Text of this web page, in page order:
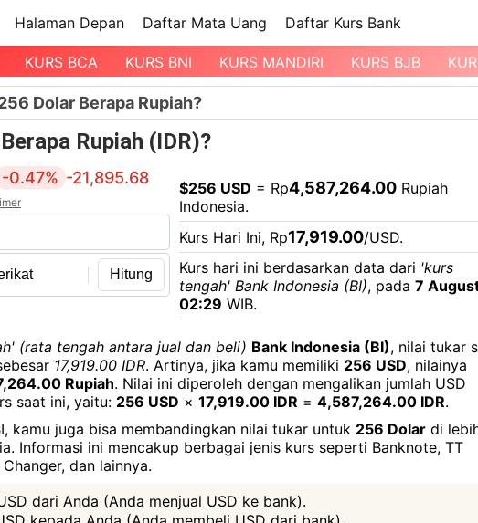
Halaman Depan Daftar Mata Uang Daftar Kurs Bank
KURS BCA KURS BNI KURS MANDIRI KURS BJB
Dolar Berapa Rupiah?
Rupiah (IDR)?
-0.47% -21,895.68
Hitung
$256 USD = Rp4,587,264.00Rupiah
Indonesia.
Kurs Hari Ini, Rp17,919.00/USD.
Kurs hari ini berdasarkan data dari 'kurs
tengah' Bank Indonesia (BI), pada 7
02:29 WIB.
(rata tengah antara jual dan beli) Bank Indonesia (BI), nilai tukar
17,919.00 IDR. Artinya, jika kamu memiliki 256 USD, nilainya
Rupiah. Nilai ini diperoleh dengan mengalikan jumlah USD
saat ini, yaitu: 256 USD × 17,919.00 IDR = 4,587,264.00 IDR.
kamu juga bisa membandingkan nilai tukar untuk 256 Dolar di
Informasi ini mencakup berbagai jenis kurs seperti Banknote, TT
dan lainnya.
dari Anda (Anda menjual USD ke bank).